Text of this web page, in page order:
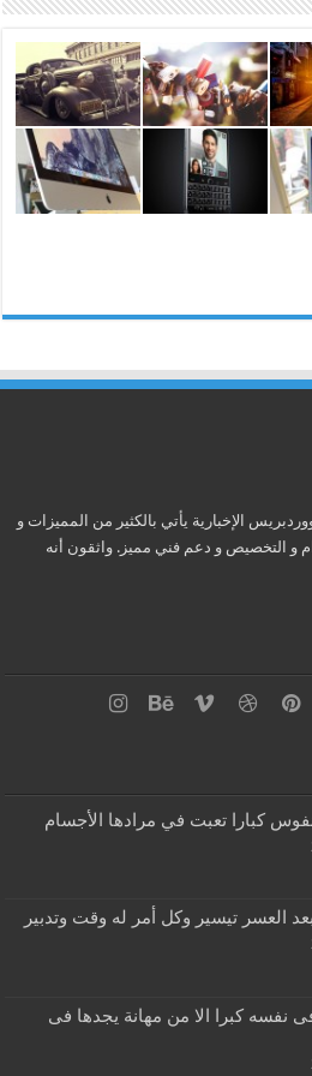
الإخبارية يأتي بالكثير من المميزات و
و التخصيص و دعم فني مميز. واثقون أنه
كبارا تعبت في مرادها الأجسام
العسر تيسير وكل أمر له وقت وتدبير
نفسه كبرا الا من مهانة يجدها فى